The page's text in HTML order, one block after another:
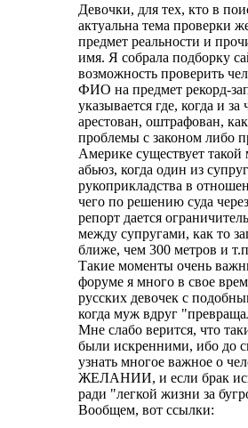
Девочки, для тех, кто в
актуальна тема проверки
предмет реальности и
имя. Я собрала подборку
возможность проверить
ФИО на предмет рекорд-
указывается где, когда и
арестован, оштрафован,
проблемы с законом либо
Америке существует такой
абьюз, когда один из
рукоприкладства в
чего по решению суда
репорт дается
между супругами, как то
ближе, чем 300 метров и
Такие моменты очень
форуме я много в свое
русских девочек с
когда муж вдруг
Мне слабо верится, что
были искренними, ибо до
узнать многое важное о
ЖЕЛАНИИ, и если брак
ради "легкой жизни за
Вообщем, вот ссылки: